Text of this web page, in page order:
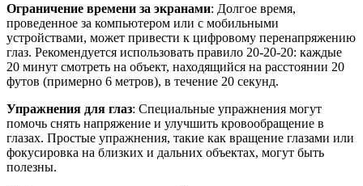
Ограничение времени за экранами: Долгое время,
проведенное за компьютером или с мобильными
устройствами, может привести к цифровому перенапряжению
глаз. Рекомендуется использовать правило 20-20-20: каждые
20 минут смотреть на объект, находящийся на расстоянии 20
футов (примерно 6 метров), в течение 20 секунд.
Упражнения для глаз: Специальные упражнения могут
помочь снять напряжение и улучшить кровообращение в
глазах. Простые упражнения, такие как вращение глазами или
фокусировка на близких и дальних объектах, могут быть
полезны.